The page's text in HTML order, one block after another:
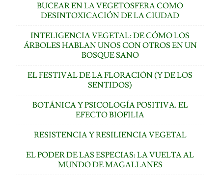
BUCEAR EN LA VEGETOSFERA COMO
DESINTOXICACIÓN DE LA CIUDAD
INTELIGENCIA VEGETAL: DE CÓMO LOS
ÁRBOLES HABLAN UNOS CON OTROS EN UN
BOSQUE SANO
EL FESTIVAL DE LA FLORACIÓN (Y DE LOS
SENTIDOS)
BOTÁNICA Y PSICOLOGÍA POSITIVA. EL
EFECTO BIOFILIA
RESISTENCIA Y RESILIENCIA VEGETAL
EL PODER DE LAS ESPECIAS: LA VUELTA AL
MUNDO DE MAGALLANES